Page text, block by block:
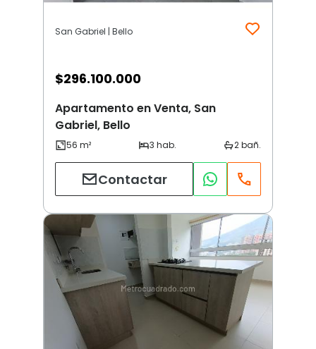
San Gabriel | Bello
$296.100.000
Apartamento en Venta, San
Gabriel, Bello
Contactar